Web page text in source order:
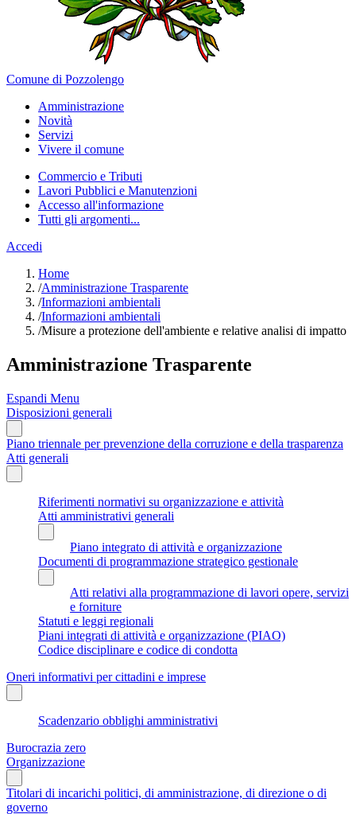
Comune di Pozzolengo
Amministrazione
Novità
Servizi
Vivere il comune
Commercio e Tributi
Lavori Pubblici e Manutenzioni
Accesso all'informazione
Tutti gli argomenti...
Accedi
Home
/Amministrazione Trasparente
/Informazioni ambientali
/Informazioni ambientali
/Misure a protezione dell'ambiente e relative analisi di impatto
Amministrazione Trasparente
Espandi Menu
Disposizioni generali
Piano triennale per prevenzione della corruzione e della trasparenza
Atti generali
Riferimenti normativi su organizzazione e attività
Atti amministrativi generali
Piano integrato di attività e organizzazione
Documenti di programmazione strategico gestionale
Atti relativi alla programmazione di lavori opere, servizi
e forniture
Statuti e leggi regionali
Piani integrati di attività e organizzazione (PIAO)
Codice disciplinare e codice di condotta
Oneri informativi per cittadini e imprese
Scadenzario obblighi amministrativi
Burocrazia zero
Organizzazione
Titolari di incarichi politici, di amministrazione, di direzione o di
governo